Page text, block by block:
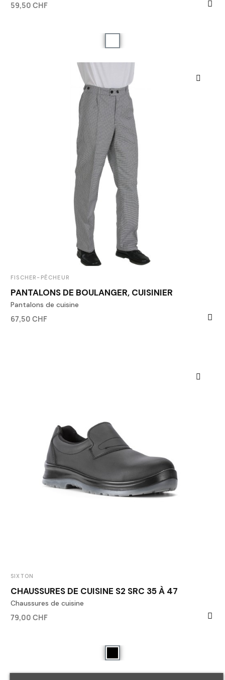
59,50 CHF
FISCHER-PÊCHEUR
PANTALONS DE BOULANGER, CUISINIER
Pantalons de cuisine
67,50 CHF
SIXTON
CHAUSSURES DE CUISINE S2 SRC 35 À 47
Chaussures de cuisine
79,00 CHF